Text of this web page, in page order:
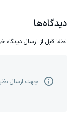
دیدگاه‌ها
لطفا قبل از ارسال دیدگاه
جهت ارسال